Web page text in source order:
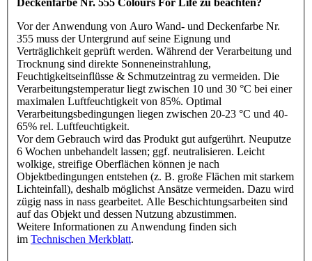
Vor der Anwendung von Auro Wand- und Deckenfarbe Nr.
355 muss der Untergrund auf seine Eignung und
Verträglichkeit geprüft werden. Während der Verarbeitung und
Trocknung sind direkte Sonneneinstrahlung,
Feuchtigkeitseinflüsse & Schmutzeintrag zu vermeiden. Die
Verarbeitungstemperatur liegt zwischen 10 und 30 °C bei einer
maximalen Luftfeuchtigkeit von 85%. Optimal
Verarbeitungsbedingungen liegen zwischen 20-23 °C und 40-
65% rel. Luftfeuchtigkeit.
Vor dem Gebrauch wird das Produkt gut aufgerührt. Neuputze
6 Wochen unbehandelt lassen; ggf. neutralisieren. Leicht
wolkige, streifige Oberflächen können je nach
Objektbedingungen entstehen (z. B. große Flächen mit starkem
Lichteinfall), deshalb möglichst Ansätze vermeiden. Dazu wird
zügig nass in nass gearbeitet. Alle Beschichtungsarbeiten sind
auf das Objekt und dessen Nutzung abzustimmen.
Weitere Informationen zu Anwendung finden sich
im Technischen Merkblatt.